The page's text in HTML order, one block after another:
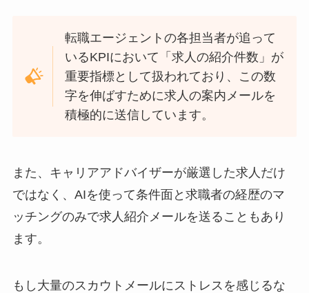
転職エージェントの各担当者が追って
いるKPIにおいて「求人の紹介件数」が
重要指標として扱われており、この数
字を伸ばすために求人の案内メールを
積極的に送信しています。
また、キャリアアドバイザーが厳選した求人だけ
ではなく、AIを使って条件面と求職者の経歴のマ
ッチングのみで求人紹介メールを送ることもあり
ます。
もし大量のスカウトメールにストレスを感じるな